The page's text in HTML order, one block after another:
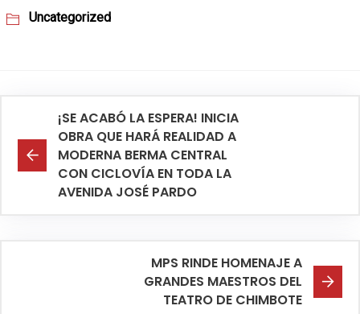
Uncategorized
¡SE ACABÓ LA ESPERA! INICIA
OBRA QUE HARÁ REALIDAD A
MODERNA BERMA CENTRAL
CON CICLOVÍA EN TODA LA
AVENIDA JOSÉ PARDO
MPS RINDE HOMENAJE A
GRANDES MAESTROS DEL
TEATRO DE CHIMBOTE